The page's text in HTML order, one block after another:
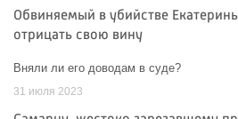
Обвиняемый в убийстве
отрицать свою вину
Вняли ли его доводам в суде?
31 июля 2023